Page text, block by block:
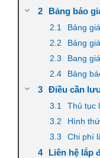
Bảng báo
Bảng
Bảng
Bang
Bảng
Điều cần
Thủ tục
Hình
Chi phí
Liên hệ lắp